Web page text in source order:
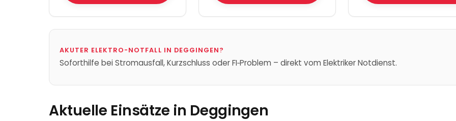
AKUTER ELEKTRO-NOTFALL IN DEGGINGEN?
Soforthilfe bei Stromausfall, Kurzschluss oder FI‑Problem – direkt vom Elektriker Notdienst.
Aktuelle Einsätze in Deggingen